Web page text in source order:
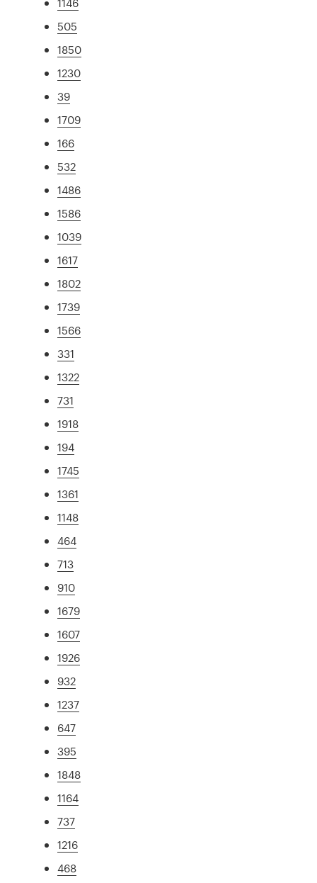
505
1850
1230
39
1709
166
532
1486
1586
1039
1617
1802
1739
1566
331
1322
731
1918
194
1745
1361
1148
464
713
910
1679
1607
1926
932
1237
647
395
1848
1164
737
1216
468